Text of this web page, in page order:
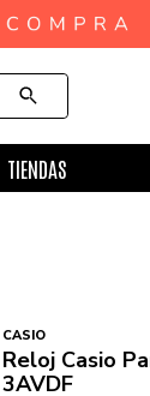
TIENDAS
CASIO
Reloj Casio
3AVDF